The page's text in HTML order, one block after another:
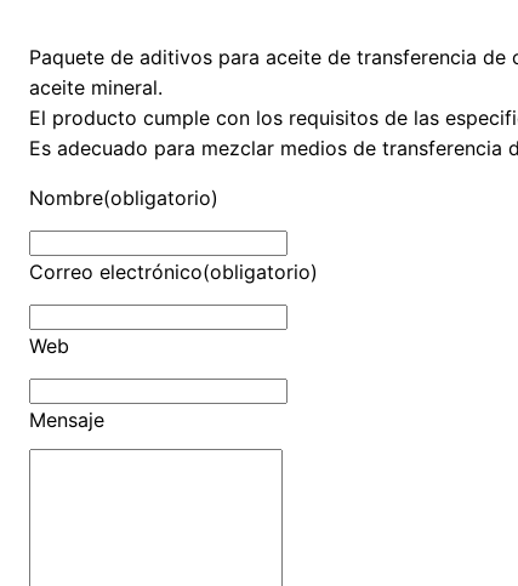
Paquete de aditivos para aceite de transferencia
aceite mineral.
El producto cumple con los requisitos de las
Es adecuado para mezclar medios de
Nombre(obligatorio)
Correo electrónico(obligatorio)
Web
Mensaje